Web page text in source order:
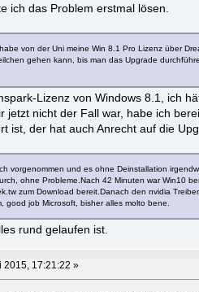
ich das Problem erstmal lösen.
von der Uni meine Win 8.1 Pro Lizenz über
gehen kann, bis man das Upgrade
Lizenz von Windows 8.1, ich
jetzt nicht der Fall war, habe ich
ist, der hat auch Anrecht auf die
vorgenommen und es ohne Deinstallation
ohne Probleme.Nach 42 Minuten war Win10
zum Download bereit.Danach den nvidia
good job Microsoft, bisher alles molto bene.
rund gelaufen ist.
2015, 17:21:22 »